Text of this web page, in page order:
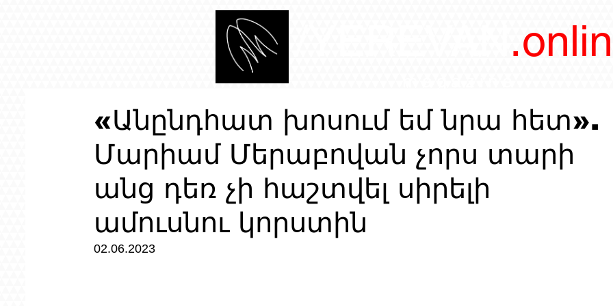
«Անընդհատ խոսում եմ նրա հետ».
Մարիամ Մերաբովան չորս տարի
անց դեռ չի հաշտվել սիրելի
ամուսնու կորստին
02.06.2023